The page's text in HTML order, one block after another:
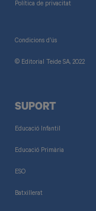
Política de privacitat
Condicions d’ús
© Editorial Teide SA, 2022
SUPORT
Educació Infantil
Educació Primària
ESO
Batxillerat